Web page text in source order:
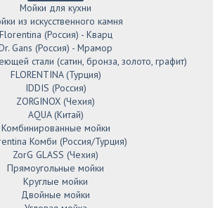
Мойки для кухни
из искусственного камня
Florentina (Россия) - Кварц
Gans (Россия) - Мрамор
стали (сатин, бронза, золото, графит)
FLORENTINA (Турция)
IDDIS (Россия)
ZORGINOX (Чехия)
AQUA (Китай)
Комбинированные мойки
Комби (Россия/Турция)
ZorG GLASS (Чехия)
Прямоугольные мойки
Круглые мойки
Двойные мойки